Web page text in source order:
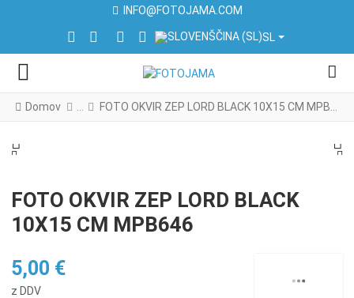
INFO@FOTOJAMA.COM
FACEBOOK SOCIAL LINK
INSTAGRAM SOCIAL LINK
LINKEDIN SOCIAL LINK
YOUTUBE SOCIAL LINK
IZBERITE VAŠ JEZIK
SL
Domov FOTO OKVIR ZEP LORD BLACK 10X15 CM MPB646
FOTO OKVIR ZEP LORD BLACK
10X15 CM MPB646
5,00 €
z DDV